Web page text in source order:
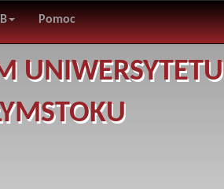
Pomoc
UNIWERSYTETU